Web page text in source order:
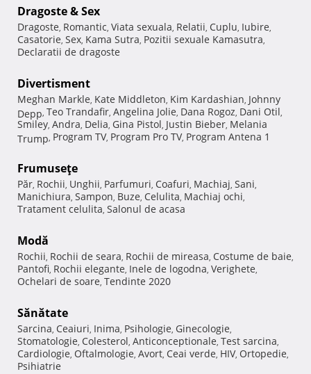
Dragoste & Sex
Dragoste, Romantic, Viata sexuala, Relatii, Cuplu, Iubire,
Casatorie, Sex, Kama Sutra, Pozitii sexuale Kamasutra,
Declaratii de dragoste
Divertisment
Meghan Markle, Kate Middleton, Kim Kardashian, Johnny
Depp, Teo Trandafir, Angelina Jolie, Dana Rogoz, Dani Otil,
Smiley, Andra, Delia, Gina Pistol, Justin Bieber, Melania
Trump, Program TV, Program Pro TV, Program Antena 1
Frumuseţe
Păr, Rochii, Unghii, Parfumuri, Coafuri, Machiaj, Sani,
Manichiura, Sampon, Buze, Celulita, Machiaj ochi,
Tratament celulita, Salonul de acasa
Modă
Rochii, Rochii de seara, Rochii de mireasa, Costume de baie,
Pantofi, Rochii elegante, Inele de logodna, Verighete,
Ochelari de soare, Tendinte 2020
Sănătate
Sarcina, Ceaiuri, Inima, Psihologie, Ginecologie,
Stomatologie, Colesterol, Anticonceptionale, Test sarcina,
Cardiologie, Oftalmologie, Avort, Ceai verde, HIV, Ortopedie,
Psihiatrie